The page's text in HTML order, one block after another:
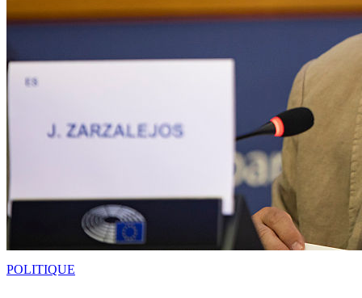
POLITIQUE